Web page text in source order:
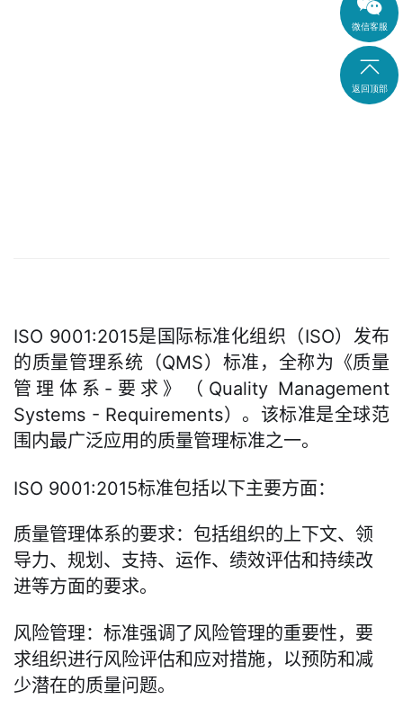
ISO 9001:2015是国际标准化组织（ISO）发布
的质量管理系统（QMS）标准，全称为《质量
管理体系-要求》（Quality Management
Systems - Requirements）。该标准是全球范
围内最广泛应用的质量管理标准之一。
ISO 9001:2015标准包括以下主要方面：
质量管理体系的要求：包括组织的上下文、领
导力、规划、支持、运作、绩效评估和持续改
进等方面的要求。
风险管理：标准强调了风险管理的重要性，要
求组织进行风险评估和应对措施，以预防和减
少潜在的质量问题。
微信客服

返回顶部